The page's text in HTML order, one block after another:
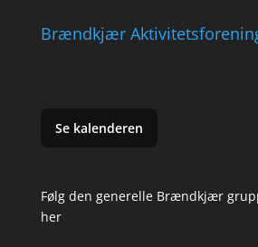
Brændkjær
Se kalenderen
Følg den generelle Brændkjær
her